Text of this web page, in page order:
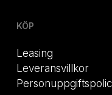
KÖP
Leasing
Leveransvillkor